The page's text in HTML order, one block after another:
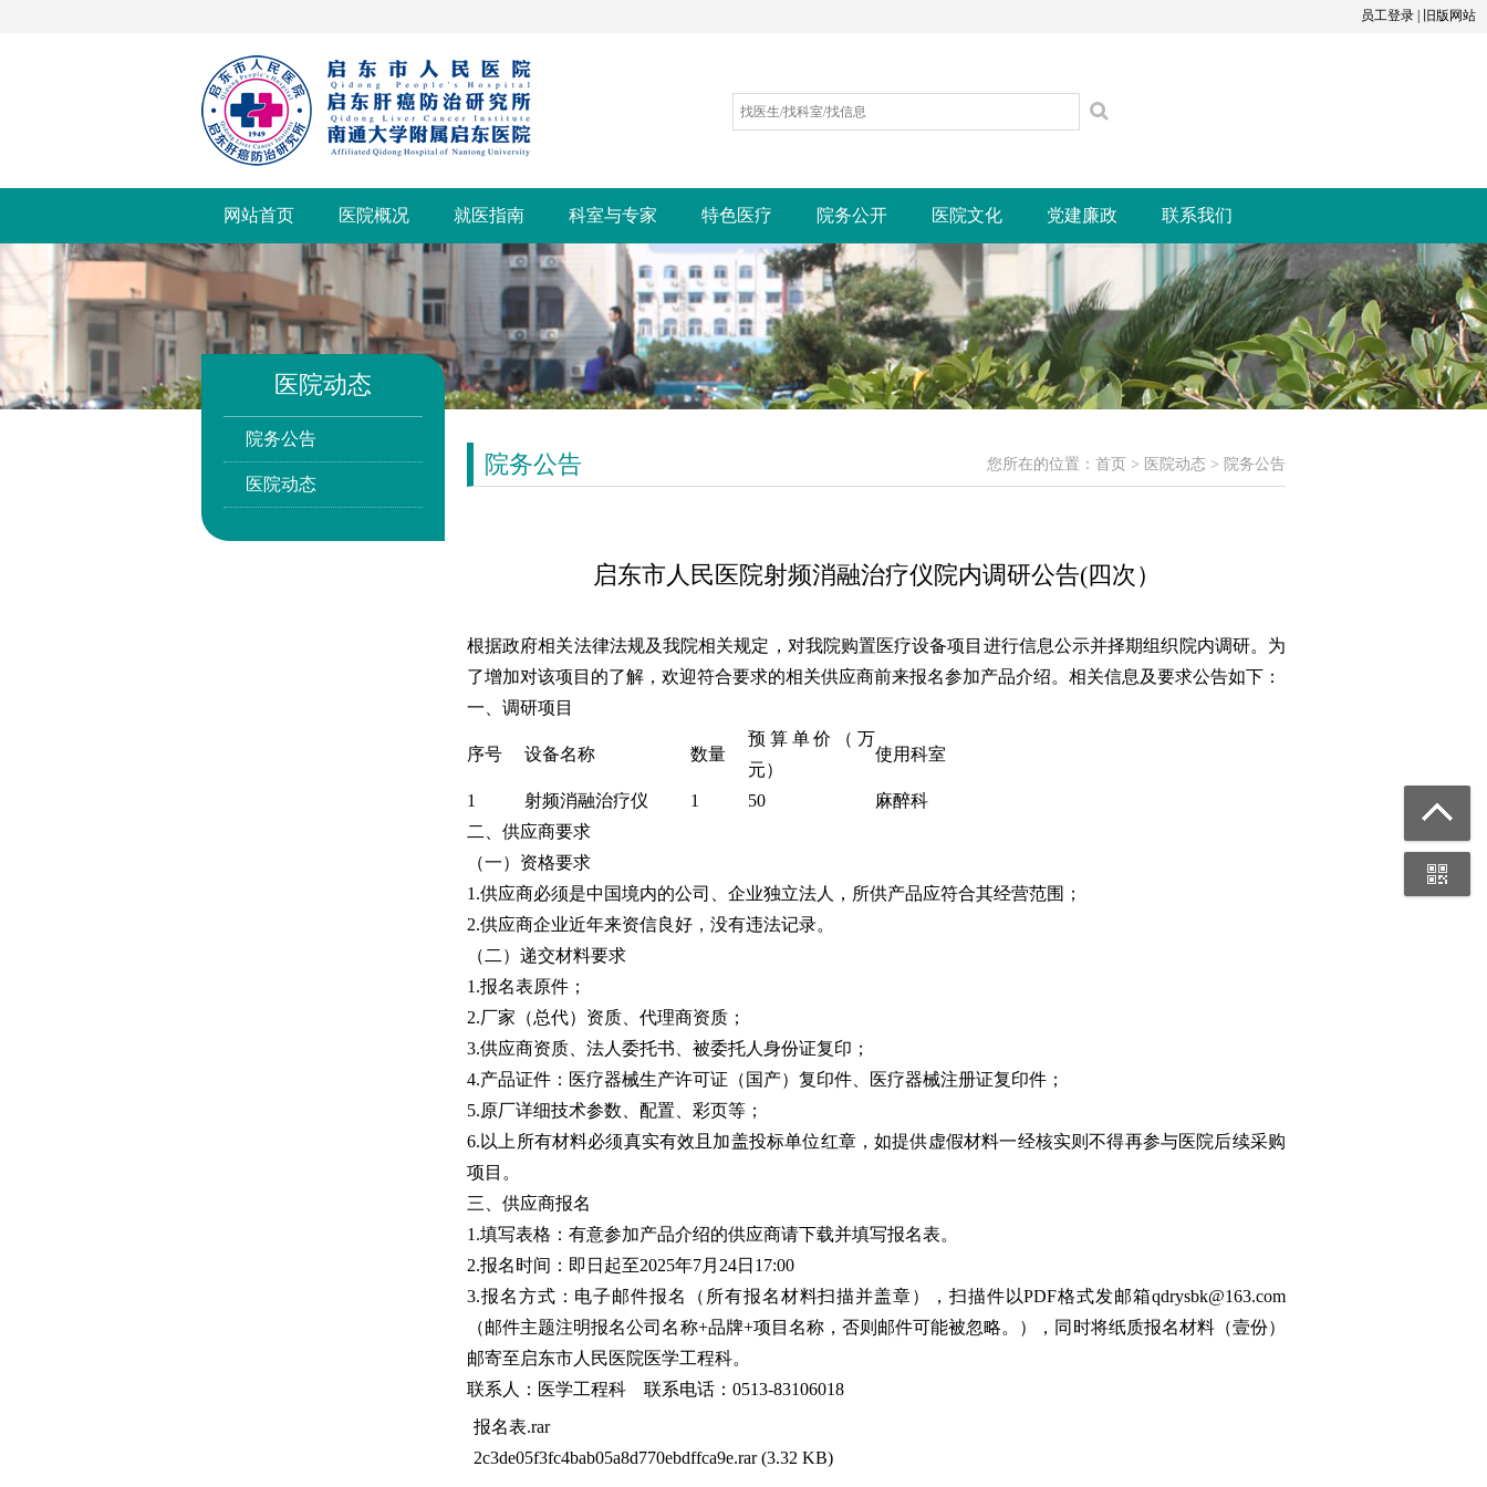
员工登录 旧版网站
网站首页 医院概况 就医指南 科室与专家 特色医疗 院务公开 医院文化 党建廉政 联系我们
医院动态
院务公告
医院动态
院务公告 您所在的位置： 首页 > 医院动态 > 院务公告
启东市人民医院射频消融治疗仪院内调研公告(四次）
根据政府相关法律法规及我院相关规定，对我院购置医疗设备项目进行信息公示并择期组织院内调研。为
了增加对该项目的了解，欢迎符合要求的相关供应商前来报名参加产品介绍。相关信息及要求公告如下：
一、调研项目
序号 设备名称 数量
预算单价（万
元）
使用科室
1 射频消融治疗仪 1 50
麻醉科
二、供应商要求
（一）资格要求
1.供应商必须是中国境内的公司、企业独立法人，所供产品应符合其经营范围；
2.供应商企业近年来资信良好，没有违法记录。
（二）递交材料要求
1.报名表原件；
2.厂家（总代）资质、代理商资质；
3.供应商资质、法人委托书、被委托人身份证复印；
4.产品证件：医疗器械生产许可证（国产）复印件、医疗器械注册证复印件；
5.原厂详细技术参数、配置、彩页等；
6.以上所有材料必须真实有效且加盖投标单位红章，如提供虚假材料一经核实则不得再参与医院后续采购
项目。
三、供应商报名
1.填写表格：有意参加产品介绍的供应商请下载并填写报名表。
2.报名时间：即日起至2025年7月24日17:00
3.报名方式：电子邮件报名（所有报名材料扫描并盖章），扫描件以PDF格式发邮箱qdrysbk@163.com
（邮件主题注明报名公司名称+品牌+项目名称，否则邮件可能被忽略。），同时将纸质报名材料（壹份）
邮寄至启东市人民医院医学工程科。
联系人：医学工程科 联系电话：0513-83106018
报名表.rar
2c3de05f3fc4bab05a8d770ebdffca9e.rar(3.32 KB)